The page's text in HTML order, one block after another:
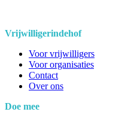
Vrijwilligerindehof
Voor vrijwilligers
Voor organisaties
Contact
Over ons
Doe mee